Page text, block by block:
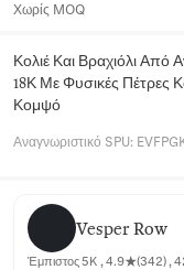
Χωρίς MOQ
Κολιέ Και Βραχιόλι
18Κ Με Φυσικές Πέτρες
Κομψό
Αναγνωριστικό SPU:
Vesper Row
Vesper Row
Έμπιστος 5K , 4.9★(342) ,